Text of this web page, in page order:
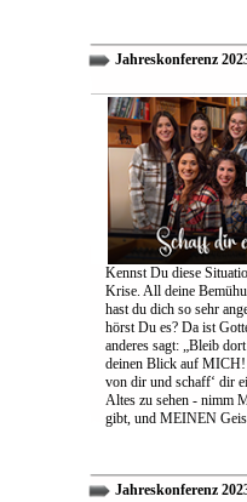
Jahreskonferenz
Kennst Du diese
Krise. All deine
hast du dich so sehr
hörst Du es? Da ist
anderes sagt: „Bleib
deinen Blick auf MICH!
von dir und schaff‘ dir
Altes zu sehen - nimm
gibt, und MEINEN
Jahreskonferenz